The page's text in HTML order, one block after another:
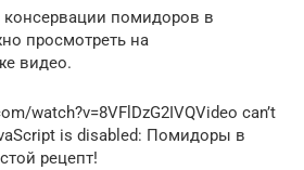
помидоров в
просмотреть на
видео.
watch?v=8VFlDzG2IVQVideo can’t
is disabled: Помидоры в
рецепт!